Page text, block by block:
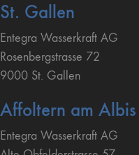
St. Gallen
Entegra Wasserkraft AG
Rosenbergstrasse 72
9000 St. Gallen
Affoltern am Albis
Entegra Wasserkraft AG